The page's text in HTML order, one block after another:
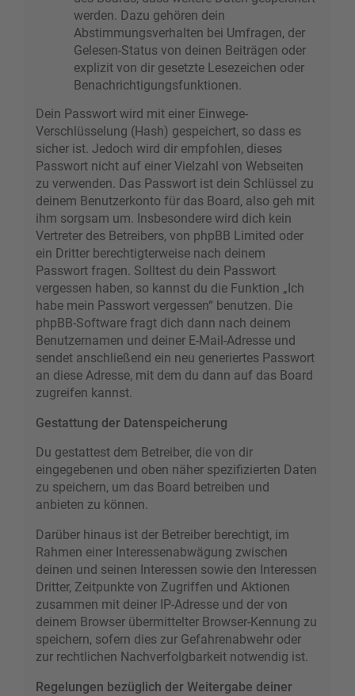
werden. Dazu gehören dein
Abstimmungsverhalten bei Umfragen, der
Gelesen-Status von deinen Beiträgen oder
explizit von dir gesetzte Lesezeichen oder
Benachrichtigungsfunktionen.
Dein Passwort wird mit einer Einwege-
Verschlüsselung (Hash) gespeichert, so dass es
sicher ist. Jedoch wird dir empfohlen, dieses
Passwort nicht auf einer Vielzahl von Webseiten
zu verwenden. Das Passwort ist dein Schlüssel zu
deinem Benutzerkonto für das Board, also geh mit
ihm sorgsam um. Insbesondere wird dich kein
Vertreter des Betreibers, von phpBB Limited oder
ein Dritter berechtigterweise nach deinem
Passwort fragen. Solltest du dein Passwort
vergessen haben, so kannst du die Funktion „Ich
habe mein Passwort vergessen“ benutzen. Die
phpBB-Software fragt dich dann nach deinem
Benutzernamen und deiner E-Mail-Adresse und
sendet anschließend ein neu generiertes Passwort
an diese Adresse, mit dem du dann auf das Board
zugreifen kannst.
Gestattung der Datenspeicherung
Du gestattest dem Betreiber, die von dir
eingegebenen und oben näher spezifizierten Daten
zu speichern, um das Board betreiben und
anbieten zu können.
Darüber hinaus ist der Betreiber berechtigt, im
Rahmen einer Interessenabwägung zwischen
deinen und seinen Interessen sowie den Interessen
Dritter, Zeitpunkte von Zugriffen und Aktionen
zusammen mit deiner IP-Adresse und der von
deinem Browser übermittelter Browser-Kennung zu
speichern, sofern dies zur Gefahrenabwehr oder
zur rechtlichen Nachverfolgbarkeit notwendig ist.
Regelungen bezüglich der Weitergabe deiner